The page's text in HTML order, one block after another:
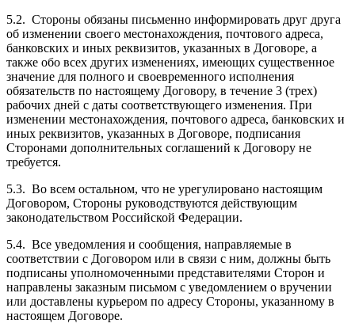
5.2. Стороны обязаны письменно информировать друг друга
об изменении своего местонахождения, почтового адреса,
банковских и иных реквизитов, указанных в Договоре, а
также обо всех других изменениях, имеющих существенное
значение для полного и своевременного исполнения
обязательств по настоящему Договору, в течение 3 (трех)
рабочих дней с даты соответствующего изменения. При
изменении местонахождения, почтового адреса, банковских и
иных реквизитов, указанных в Договоре, подписания
Сторонами дополнительных соглашений к Договору не
требуется.
5.3. Во всем остальном, что не урегулировано настоящим
Договором, Стороны руководствуются действующим
законодательством Российской Федерации.
5.4. Все уведомления и сообщения, направляемые в
соответствии с Договором или в связи с ним, должны быть
подписаны уполномоченными представителями Сторон и
направлены заказным письмом с уведомлением о вручении
или доставлены курьером по адресу Стороны, указанному в
настоящем Договоре.